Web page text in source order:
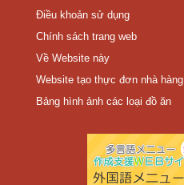
Điều khoản sử dụng
Chính sách trang web
Về Website này
Website tạo thực đơn nhà hàng
Bảng hình ảnh các loại đồ ăn